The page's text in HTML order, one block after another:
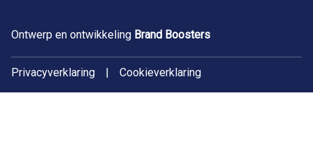
Ontwerp en ontwikkeling Brand Boosters
Privacyverklaring Cookieverklaring